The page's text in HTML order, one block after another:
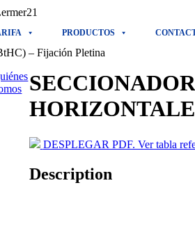
PRODUCTOS
– Fijación Pletina
DESPLEGAR PDF. Ver tabla
Description